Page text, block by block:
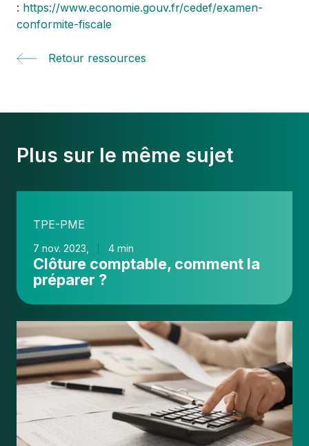
: https://www.economie.gouv.fr/cedef/examen-
conformite-fiscale
Retour ressources
Plus sur le même sujet
comment
préparer
TPE-PME
7 nov. 2023, 4 min
Clôture comptable, comment la
préparer ?
L'
Intelligence
Artificielle
gagne
comptabilité